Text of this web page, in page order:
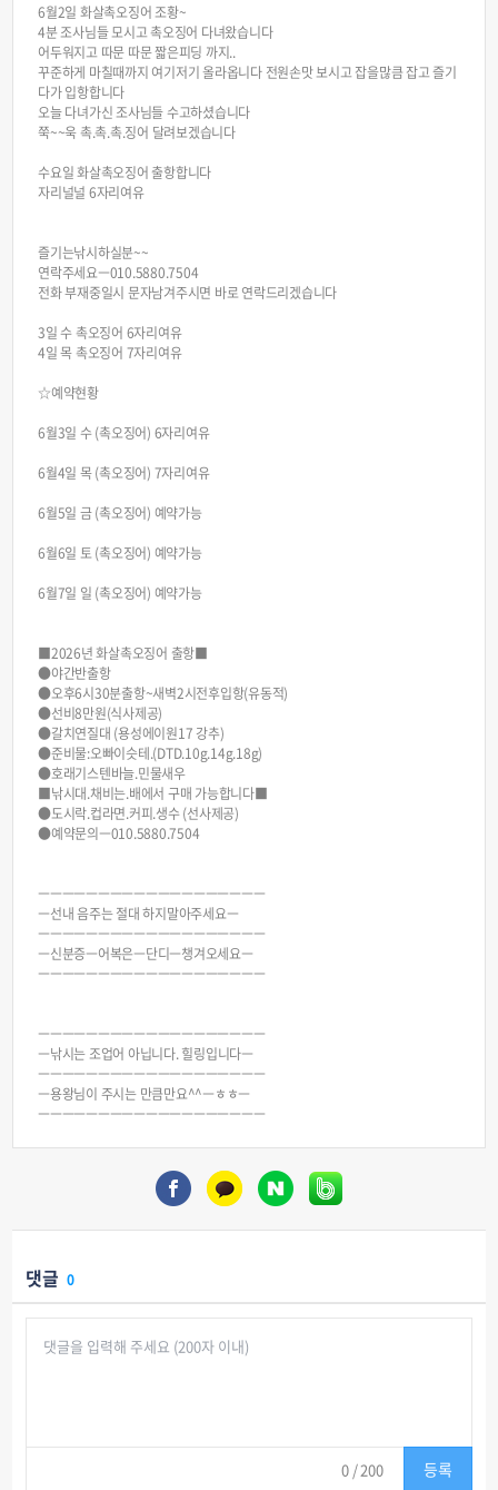
6월2일 화살촉오징어 조황~
4분 조사님들 모시고 촉오징어 다녀왔습니다
어두워지고 따문 따문 짧은피딩 까지..
꾸준하게 마칠때까지 여기저기 올라옵니다 전원손맛 보시고 잡을많큼 잡고 즐기
다가 입항합니다
오늘 다녀가신 조사님들 수고하셨습니다
쭉~~욱 촉.촉.촉.징어 달려보겠습니다
수요일 화살촉오징어 출항합니다
자리널널 6자리여유
즐기는낚시하실분~~
연락주세요ㅡ010.5880.7504
전화 부재중일시 문자남겨주시면 바로 연락드리겠습니다
3일 수 촉오징어 6자리여유
4일 목 촉오징어 7자리여유
☆예약현황
6월3일 수 (촉오징어) 6자리여유
6월4일 목 (촉오징어) 7자리여유
6월5일 금 (촉오징어) 예약가능
6월6일 토 (촉오징어) 예약가능
6월7일 일 (촉오징어) 예약가능
■2026년 화살촉오징어 출항■
●야간반출항
●오후6시30분출항~새벽2시전후입항(유동적)
●선비8만원(식사제공)
●갈치연질대 (용성에이원17 강추)
●준비물:오빠이슷테.(DTD.10g.14g.18g)
●호래기스텐바늘.민물새우
■낚시대.채비는.배에서 구매 가능합니다■
●도시락.컵라면.커피.생수 (선사제공)
●예약문의ㅡ010.5880.7504
ㅡㅡㅡㅡㅡㅡㅡㅡㅡㅡㅡㅡㅡㅡㅡㅡㅡㅡㅡ
ㅡ선내 음주는 절대 하지말아주세요ㅡ
ㅡㅡㅡㅡㅡㅡㅡㅡㅡㅡㅡㅡㅡㅡㅡㅡㅡㅡㅡ
ㅡ신분증ㅡ어복은ㅡ단디ㅡ챙겨오세요ㅡ
ㅡㅡㅡㅡㅡㅡㅡㅡㅡㅡㅡㅡㅡㅡㅡㅡㅡㅡㅡ
ㅡㅡㅡㅡㅡㅡㅡㅡㅡㅡㅡㅡㅡㅡㅡㅡㅡㅡㅡ
ㅡ낚시는 조업어 아닙니다. 힐링입니다ㅡ
ㅡㅡㅡㅡㅡㅡㅡㅡㅡㅡㅡㅡㅡㅡㅡㅡㅡㅡㅡ
ㅡ용왕님이 주시는 만큼만요^^ㅡㅎㅎㅡ
ㅡㅡㅡㅡㅡㅡㅡㅡㅡㅡㅡㅡㅡㅡㅡㅡㅡㅡㅡ
댓글 0
0/ 200 등록